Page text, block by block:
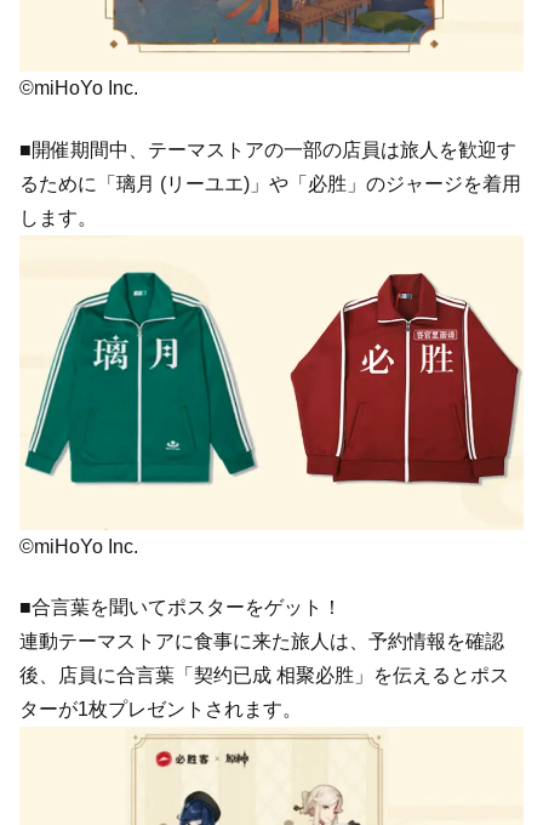
©miHoYo Inc.
■開催期間中、テーマストアの一部の店員は旅人を歓迎す
るために「璃月 (リーユエ)」や「必胜」のジャージを着用
します。
©miHoYo Inc.
■合言葉を聞いてポスターをゲット！
連動テーマストアに食事に来た旅人は、予約情報を確認
後、店員に合言葉「契约已成 相聚必胜」を伝えるとポス
ターが1枚プレゼントされます。